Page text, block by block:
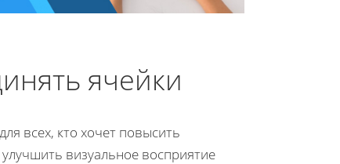
ячейки
всех, кто хочет повысить
визуальное восприятие